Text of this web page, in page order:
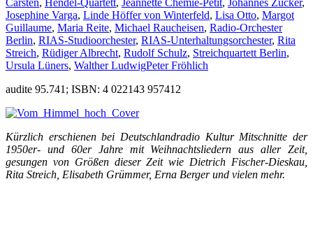
Josephine Varga, Linde Höffer von Winterfeld, Lisa Otto, Margot
Guillaume, Maria Reite, Michael Raucheisen, Radio-Orchester
Berlin, RIAS-Studioorchester, RIAS-Unterhaltungsorchester, Rita
Streich, Rüdiger Albrecht, Rudolf Schulz, Streichquartett Berlin,
Ursula Lüners, Walther LudwigPeter Fröhlich
audite 95.741; ISBN: 4 022143 957412
Kürzlich erschienen bei Deutschlandradio Kultur Mitschnitte der
1950er- und 60er Jahre mit Weihnachtsliedern aus aller Zeit,
gesungen von Größen dieser Zeit wie Dietrich Fischer-Dieskau,
Rita Streich, Elisabeth Grümmer, Erna Berger und vielen mehr.